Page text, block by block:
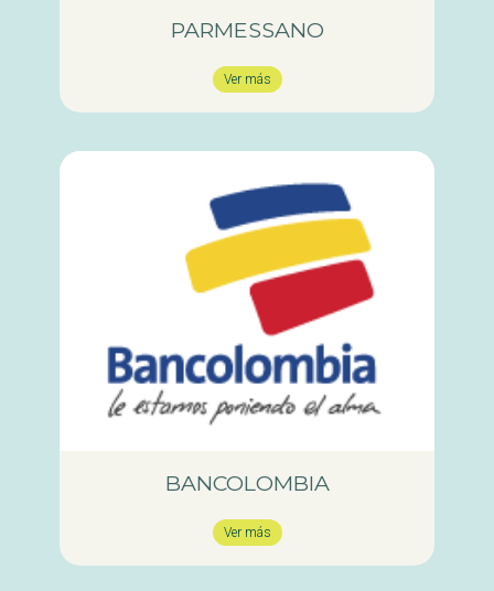
PARMESSANO
Ver más
BANCOLOMBIA
Ver más